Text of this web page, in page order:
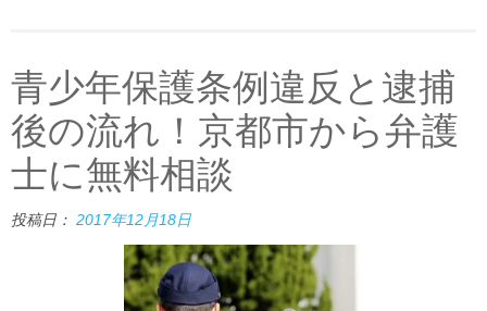
青少年保護条例違反と逮捕
後の流れ！京都市から弁護
士に無料相談
投稿日： 2017年12月18日